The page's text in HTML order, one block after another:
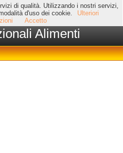
di qualità. Utilizzando i nostri servizi,
d'uso dei cookie.
Ulteriori
Accetto
Alimenti